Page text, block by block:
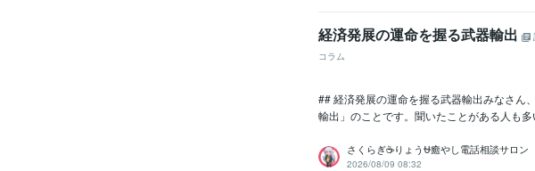
経済発展の運命を握る武器輸出
コラム
## 経済発展の運命を握る武器輸出みなさん
輸出」のことです。聞いたことがある人も
さくらぎ☕りょう⛎癒やし電話相談サロン
2026/08/09 08:32